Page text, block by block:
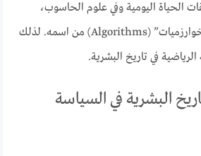
الحياة اليومية وفي علوم الحاسوب،
حيث اشتق مصطلح “الخوارزميات” (Algorithms) من اسمه. لذلك
في تاريخ البشرية.
البشرية في السياسة